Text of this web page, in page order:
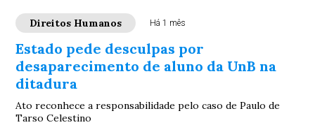
Direitos Humanos Há 1 mês
Estado pede desculpas por
desaparecimento de aluno da UnB na
ditadura
Ato reconhece a responsabilidade pelo caso de Paulo de
Tarso Celestino